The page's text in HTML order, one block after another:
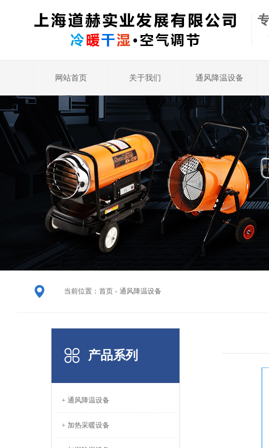
网站首页 关于我们 通风降温设备
当前位置： 首页 - 通风降温设备
产品系列
+ 通风降温设备
+ 加热采暖设备